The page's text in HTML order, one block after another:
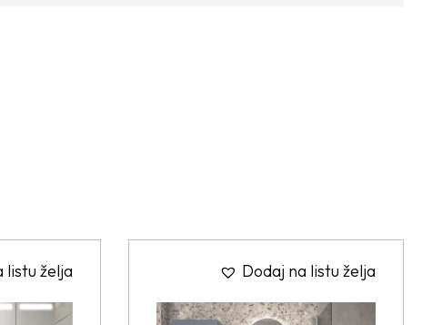
listu želja Dodaj na listu želja